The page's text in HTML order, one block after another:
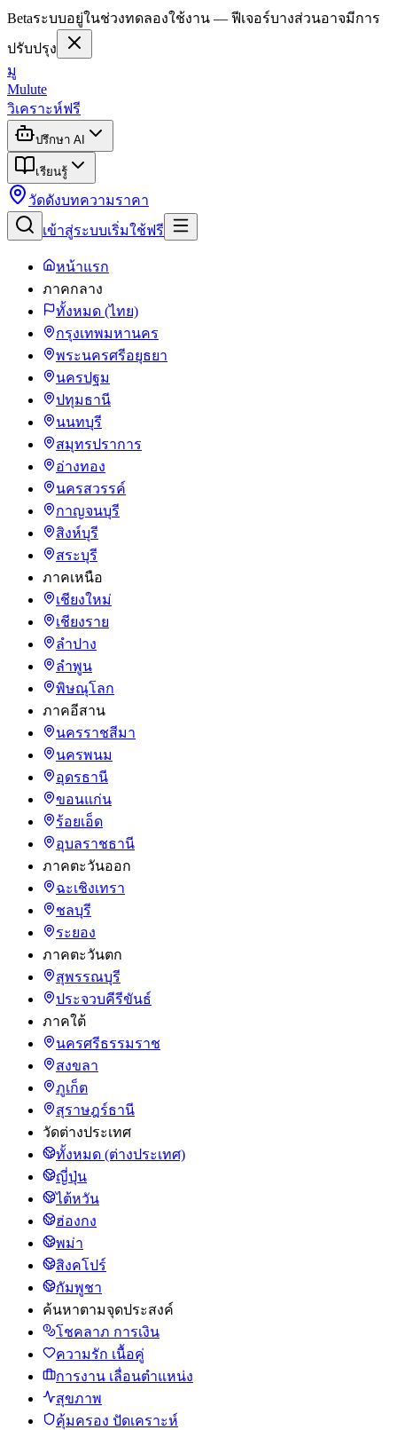
Betaระบบอยู่ในช่วงทดลองใช้งาน — ฟีเจอร์บางส่วนอาจมีการ
ปรับปรุง
มู
Mulute
วิเคราะห์ฟรี
ปรึกษา AI
เรียนรู้
วัดดังบทความราคา
เข้าสู่ระบบเริ่มใช้ฟรี
หน้าแรก
ภาคกลาง
ทั้งหมด (ไทย)
กรุงเทพมหานคร
พระนครศรีอยุธยา
นครปฐม
ปทุมธานี
นนทบุรี
สมุทรปราการ
อ่างทอง
นครสวรรค์
กาญจนบุรี
สิงห์บุรี
สระบุรี
ภาคเหนือ
เชียงใหม่
เชียงราย
ลำปาง
ลำพูน
พิษณุโลก
ภาคอีสาน
นครราชสีมา
นครพนม
อุดรธานี
ขอนแก่น
ร้อยเอ็ด
อุบลราชธานี
ภาคตะวันออก
ฉะเชิงเทรา
ชลบุรี
ระยอง
ภาคตะวันตก
สุพรรณบุรี
ประจวบคีรีขันธ์
ภาคใต้
นครศรีธรรมราช
สงขลา
ภูเก็ต
สุราษฎร์ธานี
วัดต่างประเทศ
ทั้งหมด (ต่างประเทศ)
ญี่ปุ่น
ไต้หวัน
ฮ่องกง
พม่า
สิงคโปร์
กัมพูชา
ค้นหาตามจุดประสงค์
โชคลาภ การเงิน
ความรัก เนื้อคู่
การงาน เลื่อนตำแหน่ง
สุขภาพ
คุ้มครอง ปัดเคราะห์